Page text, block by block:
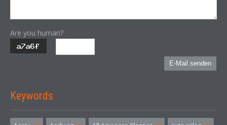
Are you human?
E-Mail senden
Keywords